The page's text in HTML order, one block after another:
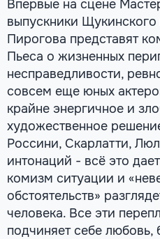
Впервые на сцене
выпускники Щукинского
Пирогова представят
Пьеса о жизненных
несправедливости,
совсем еще юных
крайне энергичное и
художественное
Россини, Скарлатти,
интонаций - всё это
комизм ситуации и
обстоятельств»
человека. Все эти
подчиняет себе любовь,